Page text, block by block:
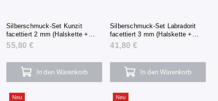
Silberschmuck-Set Kunzit
facettiert 2 mm (Halskette +
Armband + Ohrringe)
55,80 €
In den Warenkorb
Silberschmuck-Set Labradorit
facettiert 3 mm (Halskette +
Armband + Ohrringe)
41,80 €
In den Warenkorb
Neu Neu